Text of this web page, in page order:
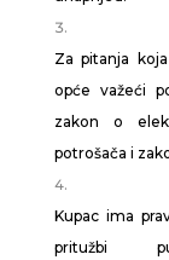
Za pitanja
opće važeći
zakon o
potrošača i
Kupac ima
pritužbi